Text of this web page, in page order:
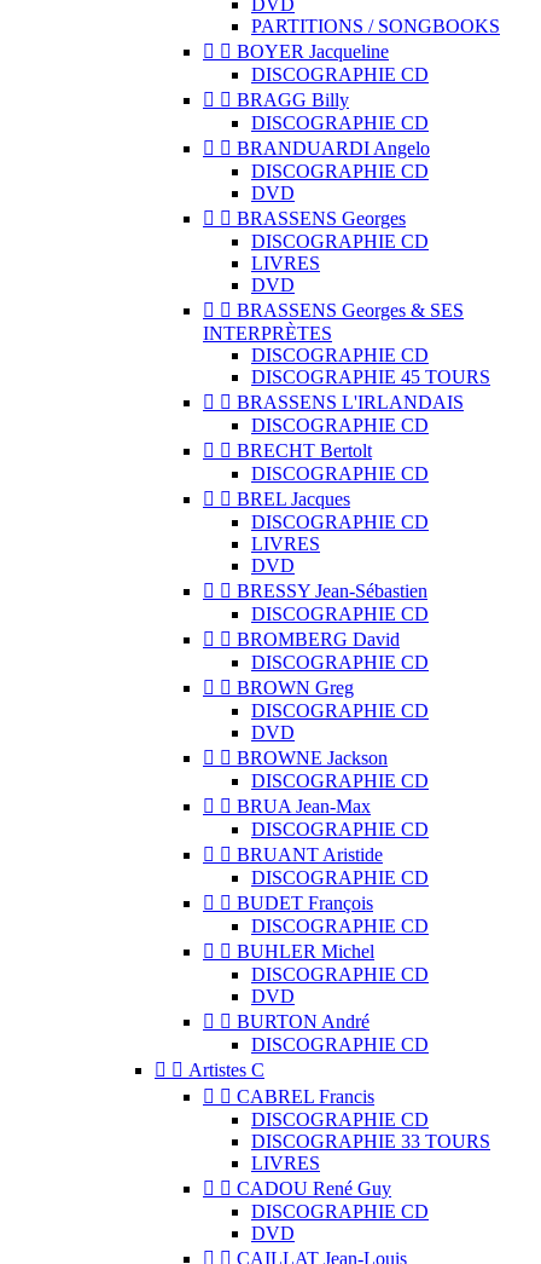
DVD
PARTITIONS / SONGBOOKS
  BOYER Jacqueline
DISCOGRAPHIE CD
  BRAGG Billy
DISCOGRAPHIE CD
  BRANDUARDI Angelo
DISCOGRAPHIE CD
DVD
  BRASSENS Georges
DISCOGRAPHIE CD
LIVRES
DVD
  BRASSENS Georges & SES
INTERPRÈTES
DISCOGRAPHIE CD
DISCOGRAPHIE 45 TOURS
  BRASSENS L'IRLANDAIS
DISCOGRAPHIE CD
  BRECHT Bertolt
DISCOGRAPHIE CD
  BREL Jacques
DISCOGRAPHIE CD
LIVRES
DVD
  BRESSY Jean-Sébastien
DISCOGRAPHIE CD
  BROMBERG David
DISCOGRAPHIE CD
  BROWN Greg
DISCOGRAPHIE CD
DVD
  BROWNE Jackson
DISCOGRAPHIE CD
  BRUA Jean-Max
DISCOGRAPHIE CD
  BRUANT Aristide
DISCOGRAPHIE CD
  BUDET François
DISCOGRAPHIE CD
  BUHLER Michel
DISCOGRAPHIE CD
DVD
  BURTON André
DISCOGRAPHIE CD
  Artistes C
  CABREL Francis
DISCOGRAPHIE CD
DISCOGRAPHIE 33 TOURS
LIVRES
  CADOU René Guy
DISCOGRAPHIE CD
DVD
  CAILLAT Jean-Louis